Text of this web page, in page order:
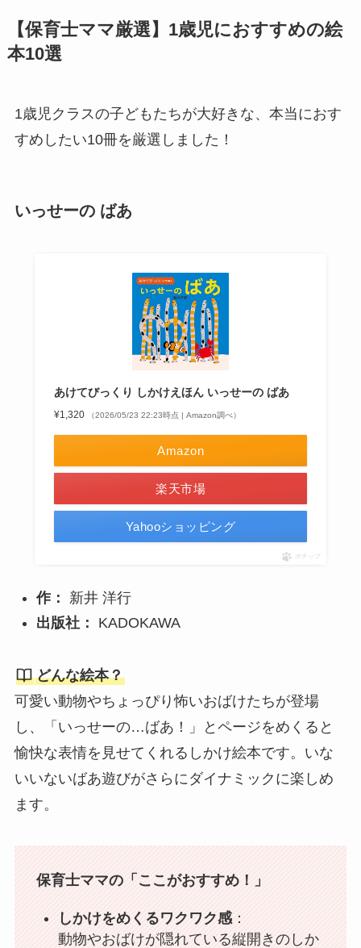
【保育士ママ厳選】1歳児におすすめの絵
本10選
1歳児クラスの子どもたちが大好きな、本当におす
すめしたい10冊を厳選しました！
いっせーの ばあ
あけてびっくり しかけえほん いっせーの ばあ
¥1,320 （2026/05/23 22:23時点 | Amazon調べ）
Amazon
楽天市場
Yahooショッピング
ポチップ
作：
新井 洋行
出版社：
KADOKAWA
どんな絵本？
可愛い動物やちょっぴり怖いおばけたちが登場
し、「いっせーの…ばあ！」とページをめくると
愉快な表情を見せてくれるしかけ絵本です。いな
いいないばあ遊びがさらにダイナミックに楽しめ
ます。
保育士ママの「ここがおすすめ！」
しかけをめくるワクワク感：
動物やおばけが隠れている縦開きのしか